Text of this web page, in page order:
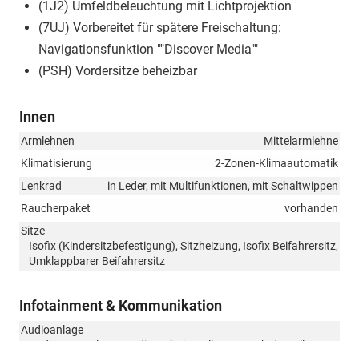
(1J2) Umfeldbeleuchtung mit Lichtprojektion
(7UJ) Vorbereitet für spätere Freischaltung:
Navigationsfunktion ""Discover Media""
(PSH) Vordersitze beheizbar
Innen
Armlehnen
Mittelarmlehne
Klimatisierung
2-Zonen-Klimaautomatik
Lenkrad
in Leder, mit Multifunktionen, mit Schaltwippen
Raucherpaket
vorhanden
Sitze
Isofix (Kindersitzbefestigung), Sitzheizung, Isofix Beifahrersitz,
Umklappbarer Beifahrersitz
Infotainment & Kommunikation
Audioanlage